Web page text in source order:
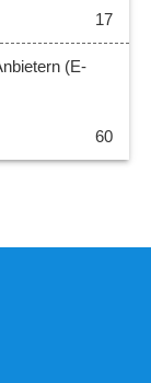
17
(E-
60